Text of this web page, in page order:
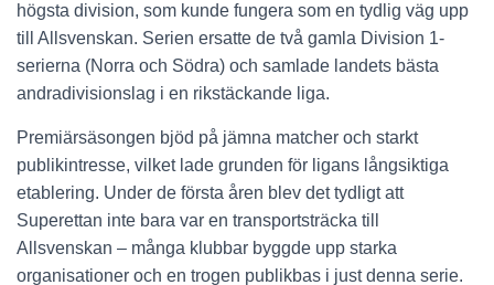
högsta division, som kunde fungera som en tydlig väg upp
till Allsvenskan. Serien ersatte de två gamla Division 1-
serierna (Norra och Södra) och samlade landets bästa
andradivisionslag i en rikstäckande liga.
Premiärsäsongen bjöd på jämna matcher och starkt
publikintresse, vilket lade grunden för ligans långsiktiga
etablering. Under de första åren blev det tydligt att
Superettan inte bara var en transportsträcka till
Allsvenskan – många klubbar byggde upp starka
organisationer och en trogen publikbas i just denna serie.